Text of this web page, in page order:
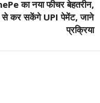
का नया फीचर बेहतरीन,
से कर सकेंगे UPI पेमेंट, जाने
प्रक्रिया